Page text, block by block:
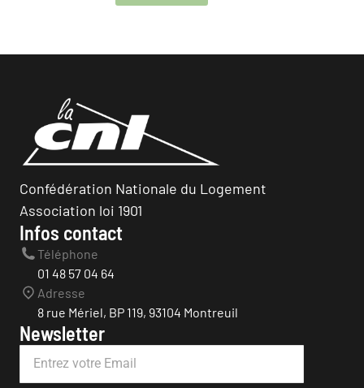
Confédération Nationale du Logement
Association loi 1901
Infos contact
Téléphone
01 48 57 04 64
Adresse
8 rue Mériel, BP 119, 93104 Montreuil
Newsletter